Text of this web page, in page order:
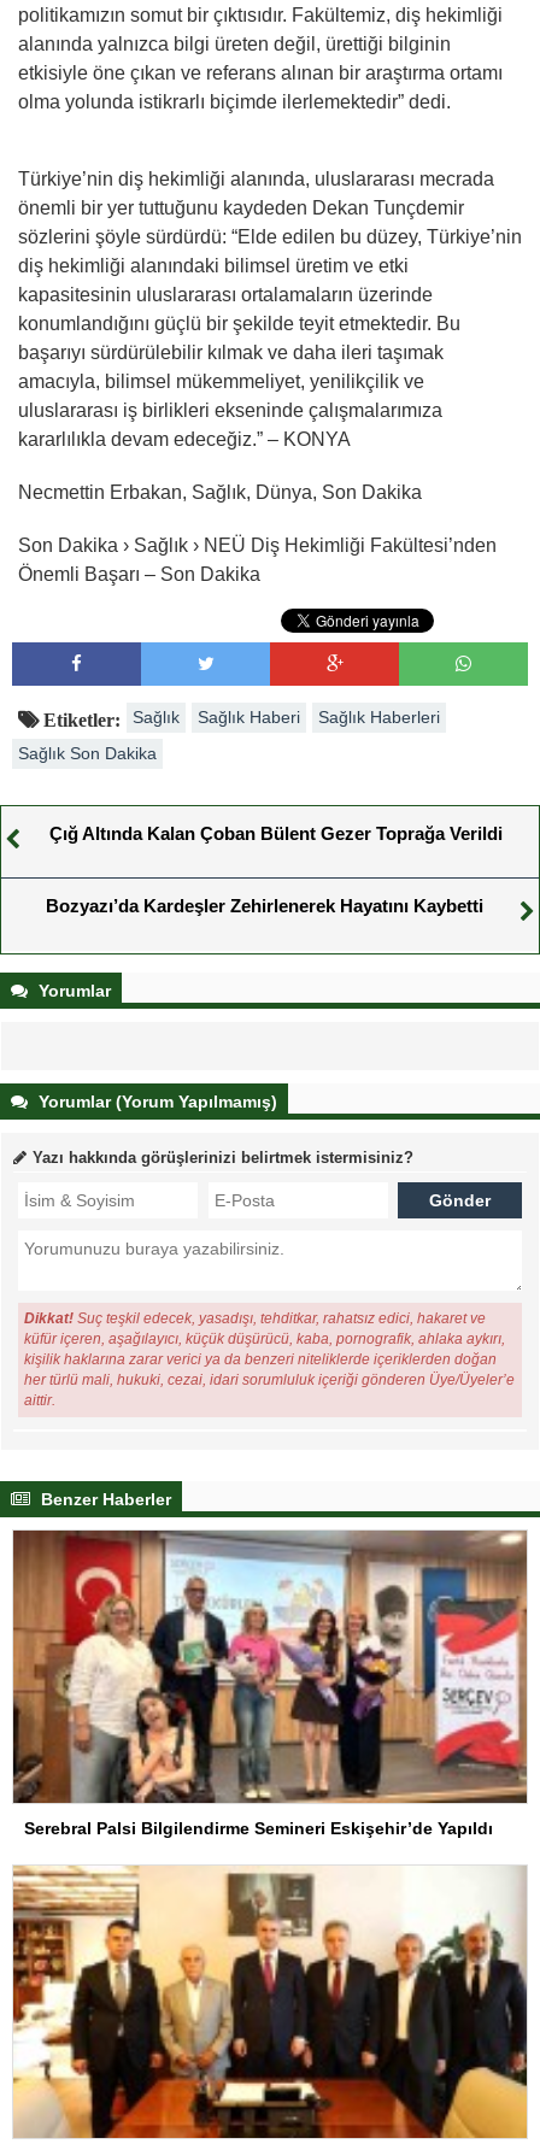
politikamızın somut bir çıktısıdır. Fakültemiz, diş hekimliği
alanında yalnızca bilgi üreten değil, ürettiği bilginin
etkisiyle öne çıkan ve referans alınan bir araştırma ortamı
olma yolunda istikrarlı biçimde ilerlemektedir” dedi.
Türkiye’nin diş hekimliği alanında, uluslararası mecrada
önemli bir yer tuttuğunu kaydeden Dekan Tunçdemir
sözlerini şöyle sürdürdü: “Elde edilen bu düzey, Türkiye’nin
diş hekimliği alanındaki bilimsel üretim ve etki
kapasitesinin uluslararası ortalamaların üzerinde
konumlandığını güçlü bir şekilde teyit etmektedir. Bu
başarıyı sürdürülebilir kılmak ve daha ileri taşımak
amacıyla, bilimsel mükemmeliyet, yenilikçilik ve
uluslararası iş birlikleri ekseninde çalışmalarımıza
kararlılıkla devam edeceğiz.” – KONYA
Necmettin Erbakan, Sağlık, Dünya, Son Dakika
Son Dakika › Sağlık › NEÜ Diş Hekimliği Fakültesi’nden
Önemli Başarı – Son Dakika
Etiketler: Sağlık Sağlık Haberi
Sağlık Haberleri
Sağlık Son Dakika
Çığ Altında Kalan Çoban Bülent Gezer Toprağa Verildi
Bozyazı’da Kardeşler Zehirlenerek Hayatını Kaybetti
Yorumlar
Yorumlar (Yorum Yapılmamış)
Yazı hakkında görüşlerinizi belirtmek istermisiniz?
Dikkat! Suç teşkil edecek, yasadışı, tehditkar, rahatsız edici, hakaret ve
küfür içeren, aşağılayıcı, küçük düşürücü, kaba, pornografik, ahlaka aykırı,
kişilik haklarına zarar verici ya da benzeri niteliklerde içeriklerden doğan
her türlü mali, hukuki, cezai, idari sorumluluk içeriği gönderen Üye/Üyeler’e
aittir.
Benzer Haberler
Serebral Palsi Bilgilendirme Semineri Eskişehir’de Yapıldı